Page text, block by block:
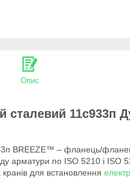
Опис
сталевий 11с933п
BREEZE™ – фланець/
арматури по ISO 5210 і ISO
для встановлення